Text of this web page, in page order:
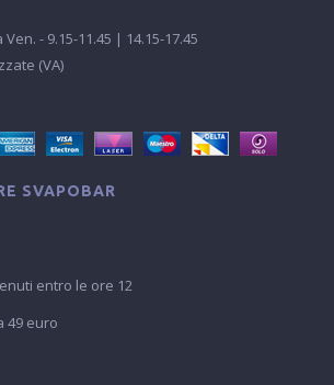
- 9.15-11.45 | 14.15-17.45
(VA)
SVAPOBAR
entro le ore 12
49 euro